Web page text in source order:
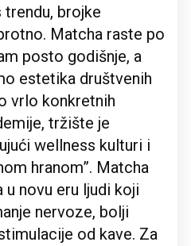
brojke
Matcha raste po
posto godišnje, a
estetika društvenih
vrlo konkretnih
tržište je
wellness kulturi i
hranom”. Matcha
novu eru ljudi koji
nervoze, bolji
od kave. Za